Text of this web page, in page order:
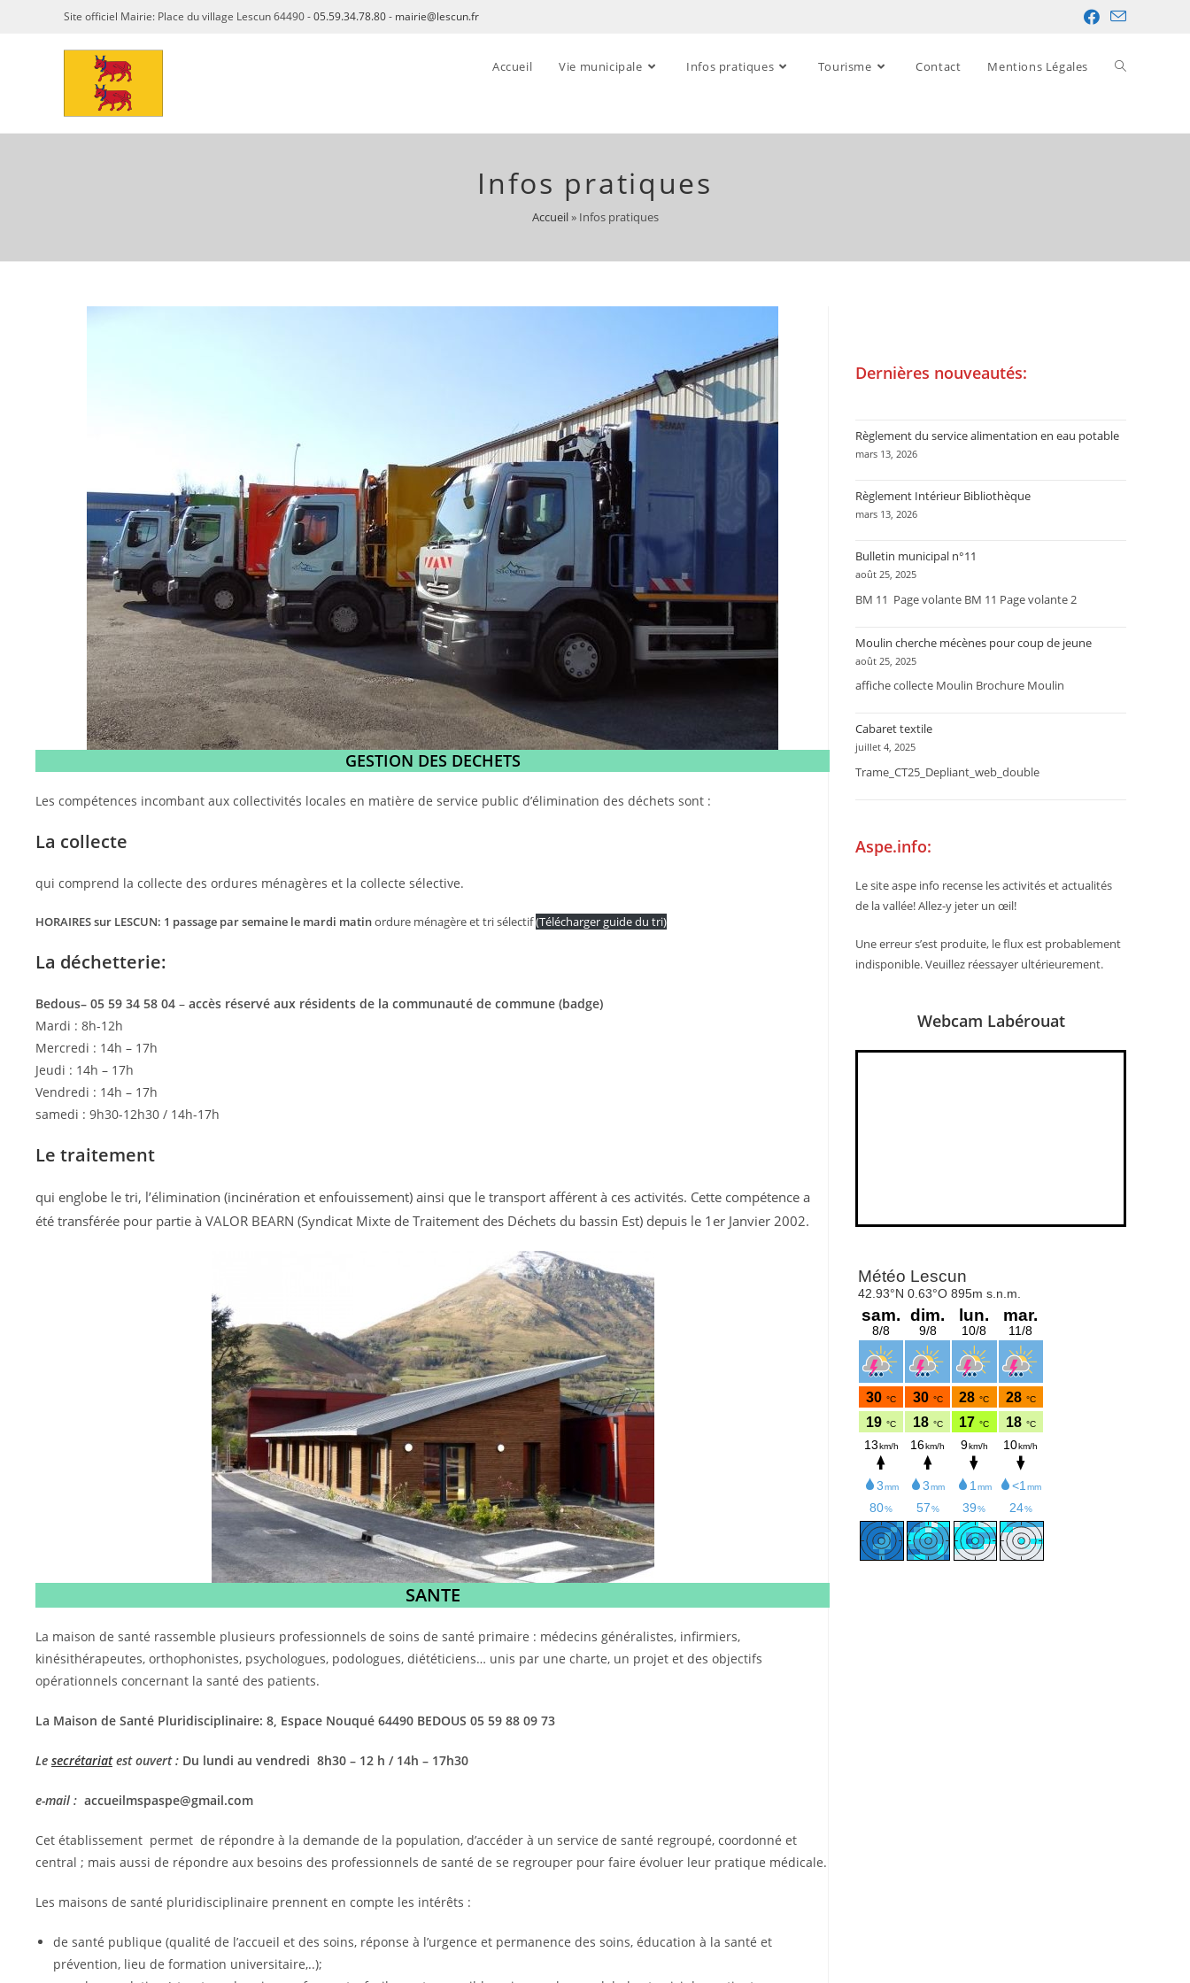
Site officiel Mairie: Place du village Lescun 64490 -05.59.34.78.80- mairie@lescun.fr
Accueil Vie municipale Infos pratiques Tourisme Contact Mentions Légales
Infos pratiques
Accueil» Infos pratiques
GESTION DES DECHETS
Les compétences incombant aux collectivités locales en matière de service public d’élimination des déchets sont :
La collecte
qui comprend la collecte des ordures ménagères et la collecte sélective.
HORAIRES sur LESCUN: 1 passage par semaine le mardi matinordure ménagère et tri sélectif(Télécharger guide du tri)
La déchetterie:
Bedous– 05 59 34 58 04 – accès réservé aux résidents de la communauté de commune (badge)
Mardi : 8h-12h
Mercredi : 14h – 17h
Jeudi : 14h – 17h
Vendredi : 14h – 17h
samedi : 9h30-12h30 / 14h-17h
Le traitement
qui englobe le tri, l’élimination (incinération et enfouissement) ainsi que le transport afférent à ces activités. Cette compétence a
été transférée pour partie à VALOR BEARN (Syndicat Mixte de Traitement des Déchets du bassin Est) depuis le 1er Janvier 2002.
SANTE
La maison de santé rassemble plusieurs professionnels de soins de santé primaire : médecins généralistes, infirmiers,
kinésithérapeutes, orthophonistes, psychologues, podologues, diététiciens… unis par une charte, un projet et des objectifs
opérationnels concernant la santé des patients.
La Maison de Santé Pluridisciplinaire: 8, Espace Nouqué 64490 BEDOUS 05 59 88 09 73
Le secrétariatest ouvert : Du lundi au vendredi 8h30 – 12 h / 14h – 17h30
e-mail : accueilmspaspe@gmail.com
Cet établissement permet de répondre à la demande de la population, d’accéder à un service de santé regroupé, coordonné et
central ; mais aussi de répondre aux besoins des professionnels de santé de se regrouper pour faire évoluer leur pratique médicale.
Les maisons de santé pluridisciplinaire prennent en compte les intérêts :
de santé publique (qualité de l’accueil et des soins, réponse à l’urgence et permanence des soins, éducation à la santé et
prévention, lieu de formation universitaire,..);
Dernières nouveautés:
Règlement du service alimentation en eau potable
mars 13, 2026
Règlement Intérieur Bibliothèque
mars 13, 2026
Bulletin municipal n°11
août 25, 2025
BM 11 Page volante BM 11 Page volante 2
Moulin cherche mécènes pour coup de jeune
août 25, 2025
affiche collecte Moulin Brochure Moulin
Cabaret textile
juillet 4, 2025
Trame_CT25_Depliant_web_double
Aspe.info:
Le site aspe info recense les activités et actualités
de la vallée! Allez-y jeter un œil!
Une erreur s’est produite, le flux est probablement
indisponible. Veuillez réessayer ultérieurement.
Webcam Labérouat